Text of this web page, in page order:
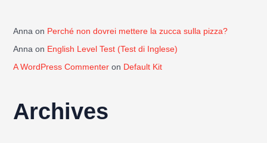
Anna on Perché non dovrei mettere la zucca sulla pizza?
Anna on English Level Test (Test di Inglese)
A WordPress Commenter on Default Kit
Archives